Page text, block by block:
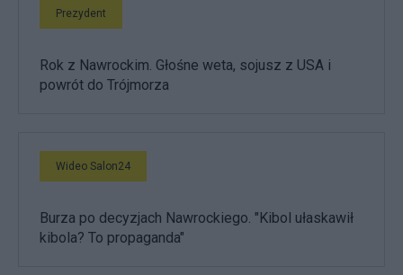
Prezydent
Rok z Nawrockim. Głośne weta, sojusz z USA i
powrót do Trójmorza
Wideo Salon24
Burza po decyzjach Nawrockiego. "Kibol ułaskawił
kibola? To propaganda"